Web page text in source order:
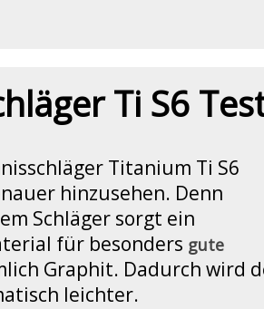
Ti S6
Titanium Ti S6
hinzusehen. Denn
Schläger sorgt ein
für besonders gute
Graphit. Dadurch wird
leichter.